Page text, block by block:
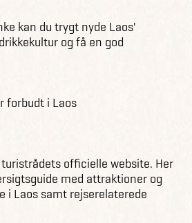
kan du trygt nyde Laos'
og få en god
forbudt i Laos
turistrådets officielle website. Her
med attraktioner og
i Laos samt rejserelaterede